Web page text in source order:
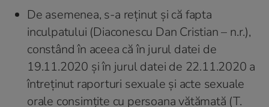
De asemenea, s-a reţinut şi că fapta
inculpatului (Diaconescu Dan Cristian – n.r.),
constând în aceea că în jurul datei de
19.11.2020 și în jurul datei de 22.11.2020 a
întreținut raporturi sexuale şi acte sexuale
orale consimțite cu persoana vătămată (T.